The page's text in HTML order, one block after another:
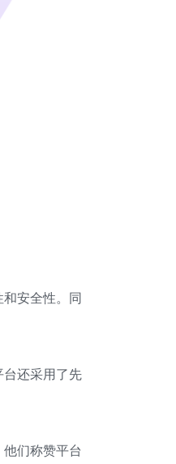
安全性。同
还采用了先
们称赞平台